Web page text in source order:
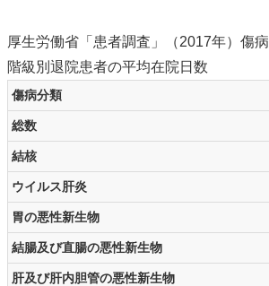
厚生労働省「患者調査」（2017年）傷
階級別退院患者の平均在院日数
傷病分類
総数
結核
ウイルス肝炎
胃の悪性新生物
結腸及び直腸の悪性新生物
肝及び肝内胆管の悪性新生物